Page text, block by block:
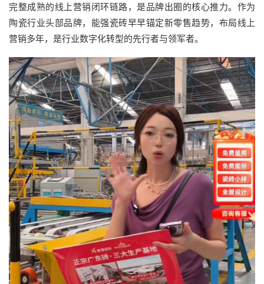
完整成熟的线上营销闭环链路，是品牌出圈的核心推力。作为
陶瓷行业头部品牌，能强瓷砖早早锚定新零售趋势，布局线上
营销多年，是行业数字化转型的先行者与领军者。